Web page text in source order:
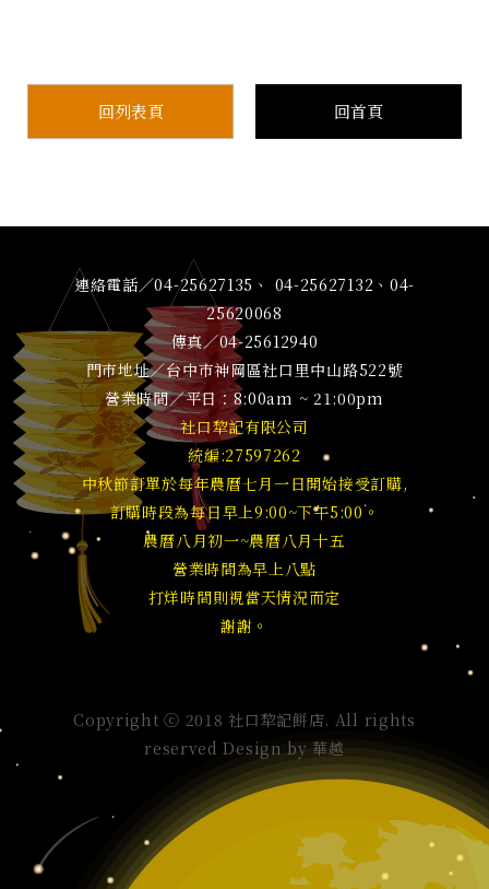
回列表頁 回首頁
連絡電話／04-25627135、 04-25627132、04-
25620068
傳真／04-25612940
門市地址／台中市神岡區社口里中山路522號
營業時間／平日：8:00am ~ 21:00pm
社口犂記有限公司
統編:27597262
中秋節訂單於每年農曆七月一日開始接受訂購,
訂購時段為每日早上9:00~下午5:00。
農曆八月初一~農曆八月十五
營業時間為早上八點
打烊時間則視當天情況而定
謝謝。
Copyright ⓒ 2018 社口犂記餅店. All rights
reserved Design by華越